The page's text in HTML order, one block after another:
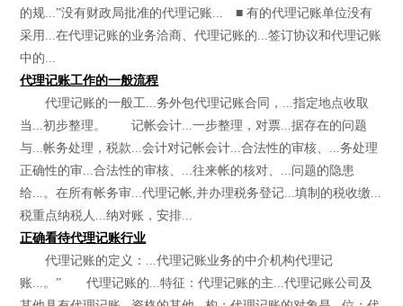
的规...”没有财政局批准的代理记账... ■ 有的代理记账单位没有
采用...在代理记账的业务洽商、代理记账的...签订协议和代理记账
中的...
代理记账工作的一般流程
代理记账的一般工...务外包代理记账合同，...指定地点收取
当...初步整理。 记帐会计...一步整理，对票...据存在的问题
与...帐务处理，税款...会计对记帐会计...合法性的审核、...务处理
正确性的审...合法性的审核、...往来帐的核对、...问题的隐患
给...。在所有帐务审...代理记帐,并办理税务登记...填制的税收缴...
税重点纳税人...纳对账，安排...
正确看待代理记账行业
代理记账的定义：...代理记账业务的中介机构代理记
账...。” 代理记账的...特征：代理记账的主...代理记账公司及